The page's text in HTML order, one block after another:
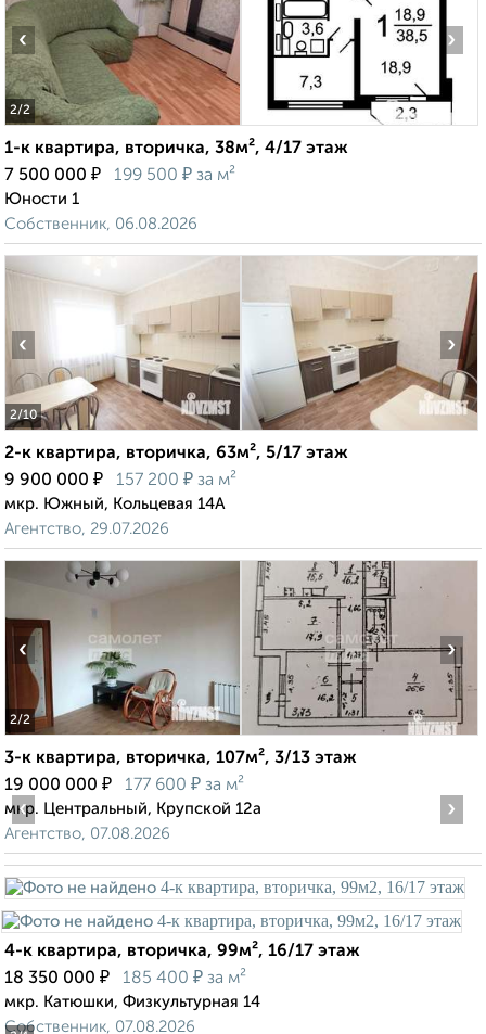
2/2
‹ ›
1-к квартира, вторичка, 38м², 4/17 этаж
7 500 000 ₽ 199 500 ₽ за м²
Юности 1
Собственник, 06.08.2026
2/10
‹ ›
2-к квартира, вторичка, 63м², 5/17 этаж
9 900 000 ₽ 157 200 ₽ за м²
мкр. Южный, Кольцевая 14А
Агентство, 29.07.2026
2/2
‹ ›
3-к квартира, вторичка, 107м², 3/13 этаж
19 000 000 ₽ 177 600 ₽ за м²
мкр. Центральный, Крупской 12а
Агентство, 07.08.2026
‹ ›
4-к квартира, вторичка, 99м², 16/17 этаж
18 350 000 ₽ 185 400 ₽ за м²
мкр. Катюшки, Физкультурная 14
Собственник, 07.08.2026